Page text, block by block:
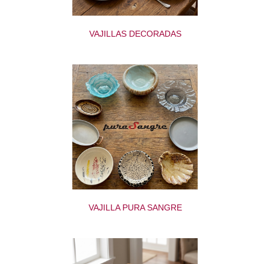
VAJILLAS DECORADAS
VAJILLA PURA SANGRE